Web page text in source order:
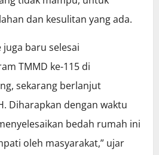
dan kesulitan yang ada.
juga baru selesai
TMMD ke-115 di
sekarang berlanjut
Diharapkan dengan waktu
bedah rumah ini
oleh masyarakat,” ujar